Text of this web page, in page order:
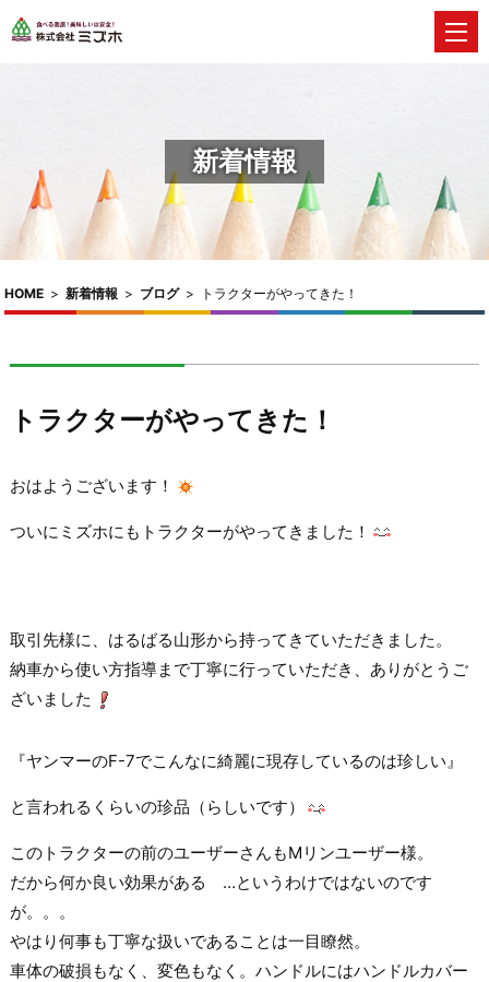
新着情報
HOME > 新着情報 > ブログ> トラクターがやってきた！
トラクターがやってきた！
おはようございます！
ついにミズホにもトラクターがやってきました！
取引先様に、はるばる山形から持ってきていただきました。
納車から使い方指導まで丁寧に行っていただき、ありがとうご
ざいました
『ヤンマーのF-7でこんなに綺麗に現存しているのは珍しい』
と言われるくらいの珍品（らしいです）
このトラクターの前のユーザーさんもMリンユーザー様。
だから何か良い効果がある …というわけではないのです
が。。。
やはり何事も丁寧な扱いであることは一目瞭然。
車体の破損もなく、変色もなく。ハンドルにはハンドルカバー